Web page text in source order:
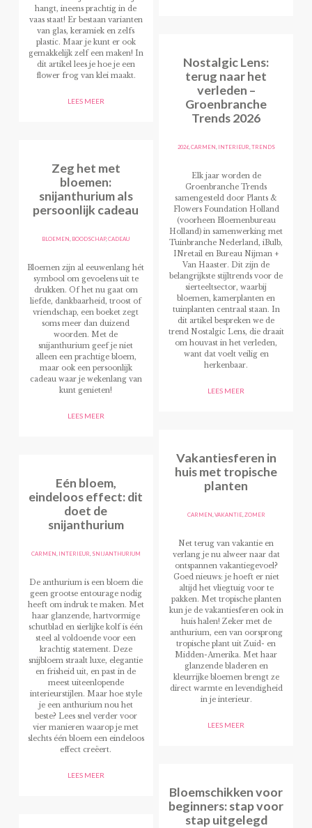
hangt, ineens prachtig in de
vaas staat! Er bestaan varianten
van glas, keramiek en zelfs
plastic. Maar je kunt er ook
gemakkelijk zelf een maken! In
dit artikel lees je hoe je een
flower frog van klei maakt.
LEES MEER
Zeg het met
bloemen:
snijanthurium als
persoonlijk cadeau
BLOEMEN BOODSCHAP,CADEAU
Bloemen zijn al eeuwenlang hét
symbool om gevoelens uit te
drukken. Of het nu gaat om
liefde, dankbaarheid, troost of
vriendschap, een boeket zegt
soms meer dan duizend
woorden. Met de
snijanthurium geef je niet
alleen een prachtige bloem,
maar ook een persoonlijk
cadeau waar je wekenlang van
kunt genieten!
LEES MEER
Eén bloem,
eindeloos effect: dit
doet de
snijanthurium
CARMEN INTERIEUR SNIJANTHURIUM
De anthurium is een bloem die
geen grootse entourage nodig
heeft om indruk te maken. Met
haar glanzende, hartvormige
schutblad en sierlijke kolf is één
steel al voldoende voor een
krachtig statement. Deze
snijbloem straalt luxe, elegantie
en frisheid uit, en past in de
meest uiteenlopende
interieurstijlen. Maar hoe style
je een anthurium nou het
beste? Lees snel verder voor
vier manieren waarop je met
slechts één bloem een eindeloos
effect creëert.
LEES MEER
Nostalgic Lens:
terug naar het
verleden –
Groenbranche
Trends 2026
2026, CARMEN INTERIEUR TRENDS
Elk jaar worden de
Groenbranche Trends
samengesteld door Plants &
Flowers Foundation Holland
(voorheen Bloemenbureau
Holland) in samenwerking met
Tuinbranche Nederland, iBulb,
INretail en Bureau Nijman +
Van Haaster. Dit zijn de
belangrijkste stijltrends voor de
sierteeltsector, waarbij
bloemen, kamerplanten en
tuinplanten centraal staan. In
dit artikel bespreken we de
trend Nostalgic Lens, die draait
om houvast in het verleden,
want dat voelt veilig en
herkenbaar.
LEES MEER
Vakantiesferen in
huis met tropische
planten
CARMEN VAKANTIE, ZOMER
Net terug van vakantie en
verlang je nu alweer naar dat
ontspannen vakantiegevoel?
Goed nieuws: je hoeft er niet
altijd het vliegtuig voor te
pakken. Met tropische planten
kun je de vakantiesferen ook in
huis halen! Zeker met de
anthurium, een van oorsprong
tropische plant uit Zuid- en
Midden-Amerika. Met haar
glanzende bladeren en
kleurrijke bloemen brengt ze
direct warmte en levendigheid
in je interieur.
LEES MEER
Bloemschikken voor
beginners: stap voor
stap uitgelegd